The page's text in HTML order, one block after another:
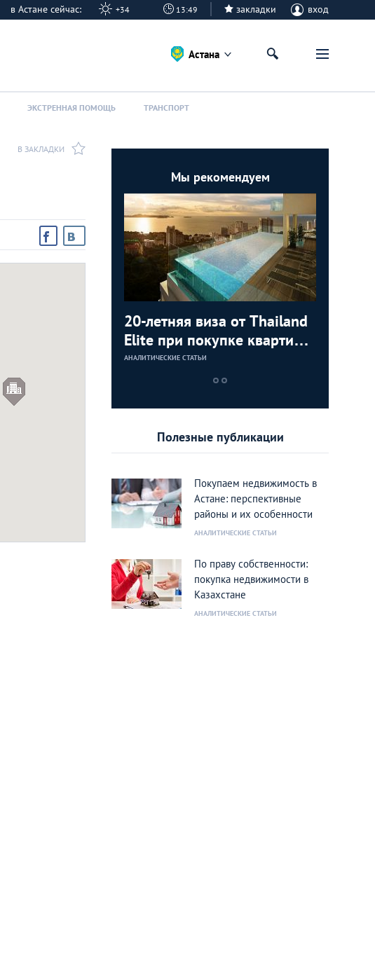
в Астане сейчас: +34 13:49 закладки вход
Астана
ЭКСТРЕННАЯ ПОМОЩЬ ТРАНСПОРТ
В ЗАКЛАДКИ
Мы рекомендуем
20-летняя виза от Thailand
Elite при покупке квартиры
в Southpoint!
АНАЛИТИЧЕСКИЕ СТАТЬИ
Полезные публикации
Покупаем недвижимость в
Астане: перспективные
районы и их особенности
АНАЛИТИЧЕСКИЕ СТАТЬИ
По праву собственности:
покупка недвижимости в
Казахстане
АНАЛИТИЧЕСКИЕ СТАТЬИ